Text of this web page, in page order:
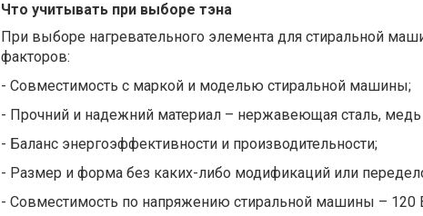
Что учитывать при выборе тэна
При выборе нагревательного элемента для стиральной
факторов:
- Совместимость с маркой и моделью стиральной машины;
- Прочний и надежний материал – нержавеющая сталь,
- Баланс энергоэффективности и производительности;
- Размер и форма без каких-либо модификаций или
- Совместимость по напряжению стиральной машины – 120